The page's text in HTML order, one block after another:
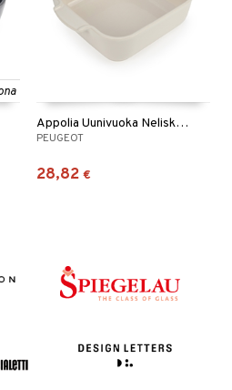
Appolia Uunivuoka Neliskanttinen Valkoinen
PEUGEOT
28,82 €